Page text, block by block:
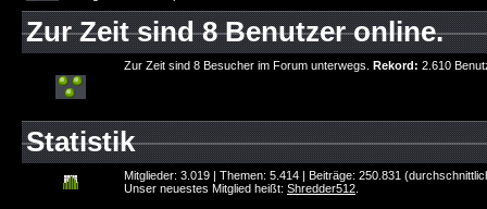
Zur Zeit sind 8 Benutzer online.
Zur Zeit sind 8 Besucher im Forum unterwegs. Rekord: 2.610
Statistik
Mitglieder: 3.019 | Themen: 5.414 | Beiträge: 250.831
Unser neuestes Mitglied heißt: Shredder512